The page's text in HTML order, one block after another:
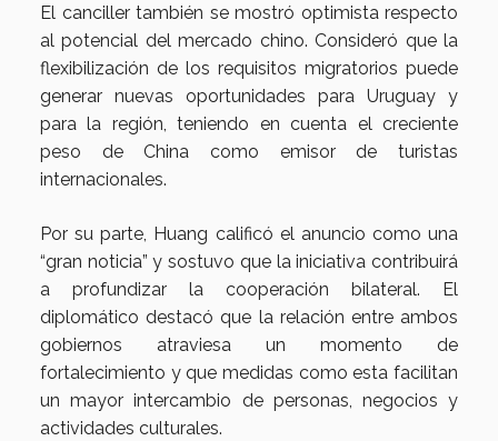
El canciller también se mostró optimista respecto
al potencial del mercado chino. Consideró que la
flexibilización de los requisitos migratorios puede
generar nuevas oportunidades para Uruguay y
para la región, teniendo en cuenta el creciente
peso de China como emisor de turistas
internacionales.
Por su parte, Huang calificó el anuncio como una
“gran noticia” y sostuvo que la iniciativa contribuirá
a profundizar la cooperación bilateral. El
diplomático destacó que la relación entre ambos
gobiernos atraviesa un momento de
fortalecimiento y que medidas como esta facilitan
un mayor intercambio de personas, negocios y
actividades culturales.